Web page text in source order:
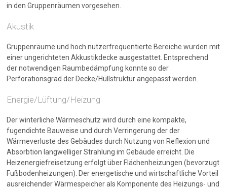
in den Gruppenräumen vorgesehen.
Akustik
Gruppenräume und hoch nutzerfrequentierte Bereiche wurden mit
einer ungerichteten Akkustikdecke ausgestattet. Entsprechend
der notwendigen Raumbedämpfung konnte so der
Perforationsgrad der Decke/Hüllstruktur angepasst werden.
Energie/Lüftung/Heizung
Der winterliche Wärmeschutz wird durch eine kompakte,
fugendichte Bauweise und durch Verringerung der der
Wärmeverluste des Gebäudes durch Nutzung von Reflexion und
Absorbtion langwelliger Strahlung im Gebäude erreicht. Die
Heizenergiefreisetzung erfolgt über Flächenheizungen (bevorzugt
Fußbodenheizungen). Der energetische und wirtschaftliche Vorteil
ausreichender Wärmespeicher als Komponente des Heizungs- und